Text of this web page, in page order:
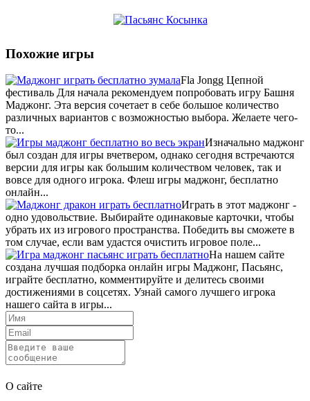
Похожие игры
Fla Jongg Цепной
фестиваль Для начала рекомендуем попробовать игру Башня
Маджонг. Эта версия сочетает в себе большое количество
различных вариантов с возможностью выбора. Желаете чего-
то...
Изначально маджонг
был создан для игры вчетвером, однако сегодня встречаются
версии для игры как большим количеством человек, так и
вовсе для одного игрока. Флеш игры маджонг, бесплатно
онлайн...
Играть в этот маджонг -
одно удовольствие. Выбирайте одинаковые карточки, чтобы
убрать их из игрового пространства. Победить вы сможете в
том случае, если вам удастся очистить игровое поле...
На нашем сайте
создана лучшая подборка онлайн игры Маджонг, Пасьянс,
играйте бесплатно, комментируйте и делитесь своими
достижениями в соцсетях. Узнай самого лучшего игрока
нашего сайта в игры...
О сайте